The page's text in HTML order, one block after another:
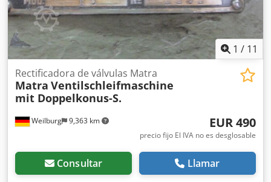
1 / 11
Weilburg 9,363 km
Rectificadora de válvulas Matra
Matra Ventilschleifmaschine
mit Doppelkonus-S.
EUR 490
precio fijo El IVA no es desglosable
Consultar Llamar